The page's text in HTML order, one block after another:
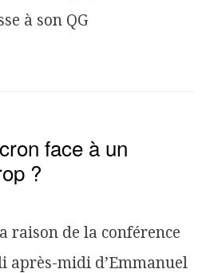
à son QG
face à un
?
raison de la conférence
après-midi d’Emmanuel